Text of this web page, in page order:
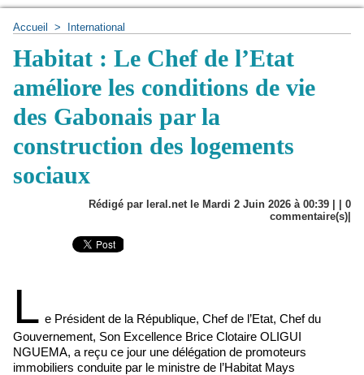
Accueil > International
Habitat : Le Chef de l’Etat
améliore les conditions de vie
des Gabonais par la
construction des logements
sociaux
Rédigé par leral.net le Mardi 2 Juin 2026 à 00:39 | | 0
commentaire(s)|
L e Président de la République, Chef de l’Etat, Chef du
Gouvernement, Son Excellence Brice Clotaire OLIGUI
NGUEMA, a reçu ce jour une délégation de promoteurs
immobiliers conduite par le ministre de l’Habitat Mays